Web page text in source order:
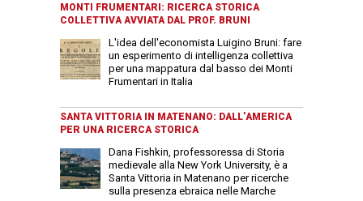
MONTI FRUMENTARI: RICERCA STORICA
COLLETTIVA AVVIATA DAL PROF. BRUNI
L'idea dell'economista Luigino Bruni: fare
un esperimento di intelligenza collettiva
per una mappatura dal basso dei Monti
Frumentari in Italia
SANTA VITTORIA IN MATENANO: DALL’AMERICA
PER UNA RICERCA STORICA
Dana Fishkin, professoressa di Storia
medievale alla New York University, è a
Santa Vittoria in Matenano per ricerche
sulla presenza ebraica nelle Marche